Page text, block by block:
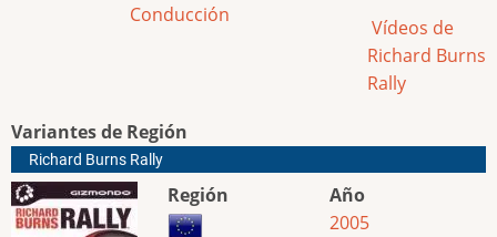
Conducción
Vídeos de
Richard Burns
Rally
Variantes de Región
Richard Burns Rally
Región
Año
2005